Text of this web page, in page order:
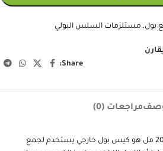
بول, مستلزمات السلس البولي
Share:
مراجعات (0)
كيس جمع البول ميدلاين 2000 مل هو كيس بول خارجي يستخدم لجمع